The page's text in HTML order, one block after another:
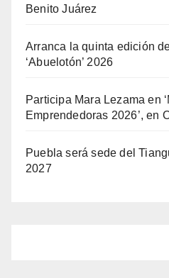
Benito Juárez
Arranca la quinta edición
‘Abuelotón’ 2026
Participa Mara Lezama en
Emprendedoras 2026’, en
Puebla será sede del
2027